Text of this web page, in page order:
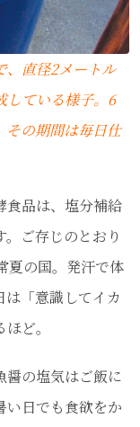
、直径2メートル
している様子。6
その期間は毎日仕
品は、塩分補給
ご存じのとおり
夏の国。発汗で体
「意識してイカ
ど。
の塩気はご飯に
い日でも食欲をか